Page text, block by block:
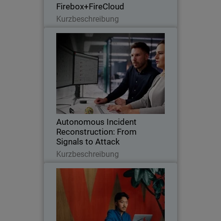
Firebox+FireCloud
Kurzbeschreibung
Lesen Sie jetzt
Thumbnail
Autonomous Incident
Reconstruction: From
Signals to Attack
Kurzbeschreibung
Autonomous Incident
Reconstruction: From Signals to
Attack
Body
The incident-centric approach
consolidates multiple signals into a
single, enriched incident that represents
the complete attack story.
Lesen Sie jetzt
ThumbnailFireCloud Total Access - The
Secure VPN Alternative
Body
Never trust, Always verify. Zero Trust
Network Access gives you stronger